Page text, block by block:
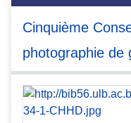
Cinquième
photographie de